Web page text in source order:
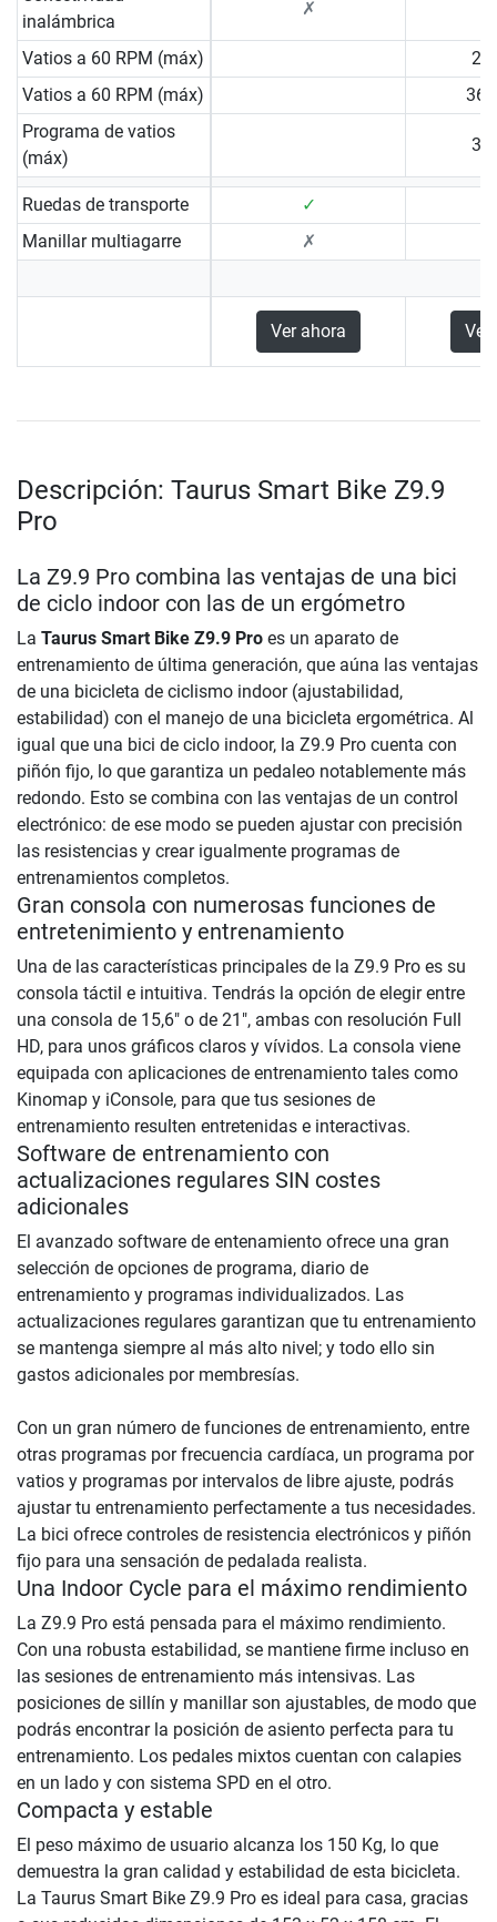
inalámbrica
✗
Vatios a 60 RPM (máx)
20
Vatios a 60 RPM (máx)
36
Programa de vatios
(máx)
30
Ruedas de transporte ✓
Manillar multiagarre
✗
Ver ahora Ver
Descripción: Taurus Smart Bike Z9.9
Pro
La Z9.9 Pro combina las ventajas de una bici
de ciclo indoor con las de un ergómetro
La Taurus Smart Bike Z9.9 Pro es un aparato de
entrenamiento de última generación, que aúna las ventajas
de una bicicleta de ciclismo indoor (ajustabilidad,
estabilidad) con el manejo de una bicicleta ergométrica. Al
igual que una bici de ciclo indoor, la Z9.9 Pro cuenta con
piñón fijo, lo que garantiza un pedaleo notablemente más
redondo. Esto se combina con las ventajas de un control
electrónico: de ese modo se pueden ajustar con precisión
las resistencias y crear igualmente programas de
entrenamientos completos.
Gran consola con numerosas funciones de
entretenimiento y entrenamiento
Una de las características principales de la Z9.9 Pro es su
consola táctil e intuitiva. Tendrás la opción de elegir entre
una consola de 15,6" o de 21", ambas con resolución Full
HD, para unos gráficos claros y vívidos. La consola viene
equipada con aplicaciones de entrenamiento tales como
Kinomap y iConsole, para que tus sesiones de
entrenamiento resulten entretenidas e interactivas.
Software de entrenamiento con
actualizaciones regulares SIN costes
adicionales
El avanzado software de entenamiento ofrece una gran
selección de opciones de programa, diario de
entrenamiento y programas individualizados. Las
actualizaciones regulares garantizan que tu entrenamiento
se mantenga siempre al más alto nivel; y todo ello sin
gastos adicionales por membresías.
Con un gran número de funciones de entrenamiento, entre
otras programas por frecuencia cardíaca, un programa por
vatios y programas por intervalos de libre ajuste, podrás
ajustar tu entrenamiento perfectamente a tus necesidades.
La bici ofrece controles de resistencia electrónicos y piñón
fijo para una sensación de pedalada realista.
Una Indoor Cycle para el máximo rendimiento
La Z9.9 Pro está pensada para el máximo rendimiento.
Con una robusta estabilidad, se mantiene firme incluso en
las sesiones de entrenamiento más intensivas. Las
posiciones de sillín y manillar son ajustables, de modo que
podrás encontrar la posición de asiento perfecta para tu
entrenamiento. Los pedales mixtos cuentan con calapies
en un lado y con sistema SPD en el otro.
Compacta y estable
El peso máximo de usuario alcanza los 150 Kg, lo que
demuestra la gran calidad y estabilidad de esta bicicleta.
La Taurus Smart Bike Z9.9 Pro es ideal para casa, gracias